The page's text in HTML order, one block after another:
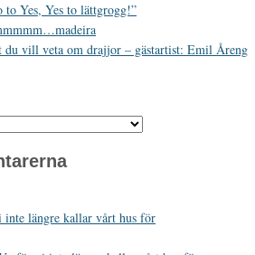
to Yes, Yes to lättgrogg!”
du vill veta om drajjor – gästartist: Emil Åreng
längre kallar vårt hus för